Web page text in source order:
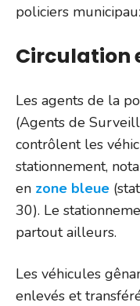
policiers
Circulation
Les agents de la
(Agents de
contrôlent les
stationnement,
en zone bleue
30). Le
partout ailleurs.
Les véhicules
enlevés et